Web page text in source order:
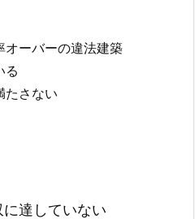
オーバーの違法建築
る
たさない
達していない